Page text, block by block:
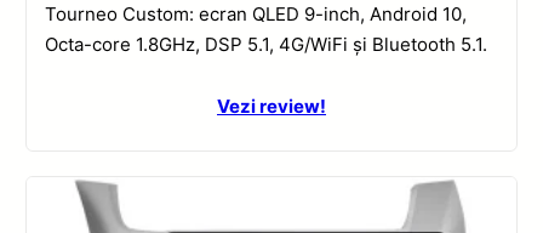
Tourneo Custom: ecran QLED 9-inch, Android 10,
Octa-core 1.8GHz, DSP 5.1, 4G/WiFi și Bluetooth 5.1.
Vezi review!